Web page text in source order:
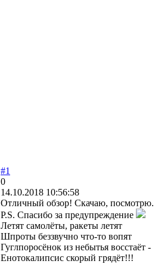
#1
0
14.10.2018 10:56:58
Отличный обзор! Скачаю, посмотрю.
P.S. Спасибо за предупреждение
Летят самолёты, ракеты летят
Шпроты беззвучно что-то вопят
Гуглпоросёнок из небытья восстаёт -
Енотокалипсис скорый грядёт!!!